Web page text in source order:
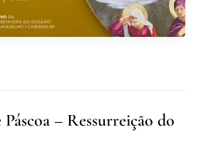
– Ressurreição do